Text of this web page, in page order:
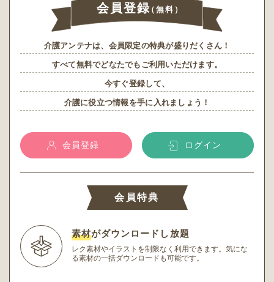
会員登録（無料）
介護アンテナは、会員限定の特典が盛りだくさん！
すべて無料でどなたでもご利用いただけます。
今すぐ登録して、
介護に役立つ情報を手に入れましょう！
会員登録 ログイン
会員特典
素材がダウンロードし放題
レク素材やイラストを制限なく利用できます。 気にな
る素材の一括ダウンロードも可能です。